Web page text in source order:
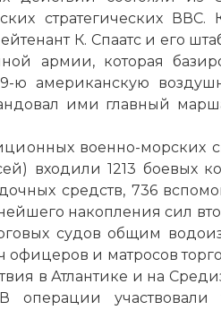
стратегических
К. Спаатс и его
армии, которая
ю американскую
ими главный
военно-морских
входили 1213 боевых
средств, 736
накопления сил
судов общим
офицеров и матросов
в Атлантике и на
операции участвовали